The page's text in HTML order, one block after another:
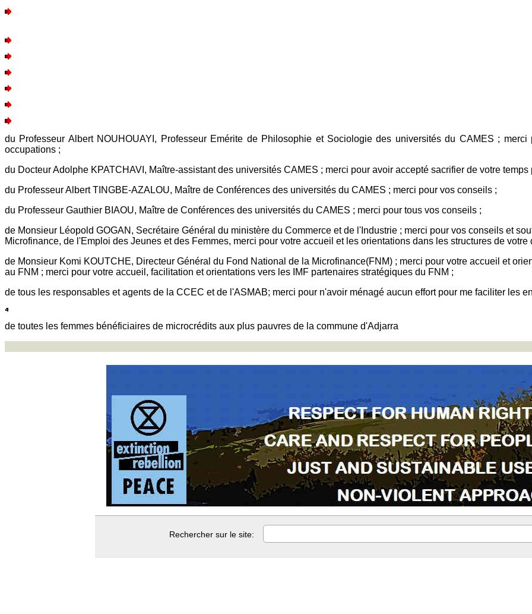
du Professeur Albert NOUHOUAYI, Professeur Emérite de Philosophie et Sociologie des universités du CAMES ;
occupations ;
du Docteur Adolphe KPATCHAVI, Maître-assistant des universités CAMES ; merci pour avoir accepté sacrifier de votre
du Professeur Albert TINGBE-AZALOU, Maître de Conférences des universités du CAMES ; merci pour vos conseils ;
du Professeur Gauthier BIAOU, Maître de Conférences des universités du CAMES ; merci pour tous vos conseils ;
de Monsieur Léopold GOGAN, Secrétaire Général du ministère du Commerce et de l'Industrie ; merci pour vos conseils et
Microfinance, de l'Emploi des Jeunes et des Femmes, merci pour votre accueil et les orientations dans les structures de votre
de Monsieur Komi KOUTCHE, Directeur Général du Fond National de la Microfinance(FNM) ; merci pour votre accueil et
au FNM ; merci pour votre accueil, facilitation et orientations vers les IMF partenaires stratégiques du FNM ;
de tous les responsables et agents de la CCEC et de l'ASMAB; merci pour n'avoir ménagé aucun effort pour me faciliter les
de toutes les femmes bénéficiaires de microcrédits aux plus pauvres de la commune d'Adjarra
Rechercher sur le site: